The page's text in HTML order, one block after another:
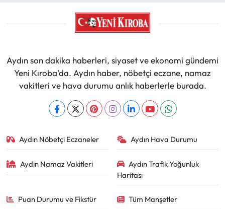
Aydın son dakika haberleri, siyaset ve ekonomi gündemi
Yeni Kıroba'da. Aydın haber, nöbetçi eczane, namaz
vakitleri ve hava durumu anlık haberlerle burada.
Aydın Nöbetçi Eczaneler Aydın Hava Durumu
Aydin Namaz Vakitleri
Aydın Trafik Yoğunluk
Haritası
Puan Durumu ve Fikstür Tüm Manşetler